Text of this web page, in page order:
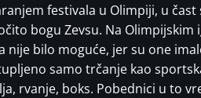
festivala u Olimpiji, u
bogu Zevsu. Na
nije bilo moguće, jer su one
samo trčanje kao
rvanje, boks. Pobednici u to